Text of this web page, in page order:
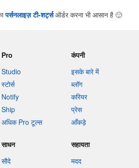
पर्सनलाइज़ टी-शर्ट्सऑर्डर करना भी आसान है 🙂
Pro
Studio
स्टोर्स
Notify
Ship
अधिक Pro टूल्स
कंपनी
इसके बारे में
ब्लॉग
करियर
प्रेस
आँकड़े
साधन
सौदे
सहायता
मदद